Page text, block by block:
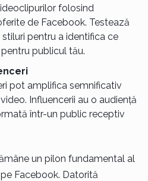
folosind
de Facebook. Testează
pentru a identifica ce
publicul tău.
pot amplifica semnificativ
Influencerii au o audiență
într-un public receptiv
un pilon fundamental al
Facebook. Datorită